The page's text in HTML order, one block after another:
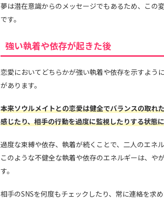
夢は潜在意識からのメッセージでもあるため、この
です。
強い執着や依存が起きた後
恋愛においてどちらかが強い執着や依存を示すよう
があります。
本来ソウルメイトとの恋愛は健全でバランスの取れ
感じたり、相手の行動を過度に監視したりする状態
過度な束縛や依存、執着が続くことで、二人のエネ
このような不健全な執着や依存のエネルギーは、や
す。
相手のSNSを何度もチェックしたり、常に連絡を求